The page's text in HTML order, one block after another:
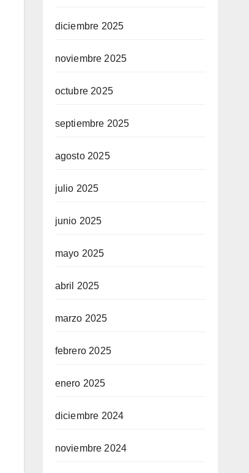
diciembre 2025
noviembre 2025
octubre 2025
septiembre 2025
agosto 2025
julio 2025
junio 2025
mayo 2025
abril 2025
marzo 2025
febrero 2025
enero 2025
diciembre 2024
noviembre 2024